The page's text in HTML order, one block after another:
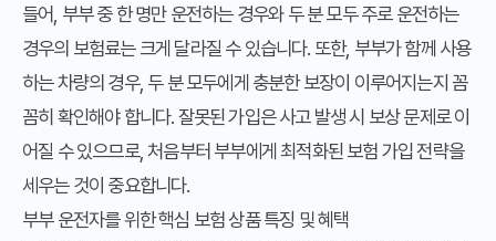
들어, 부부 중 한 명만 운전하는 경우와 두 분 모두 주로 운전하는
경우의 보험료는 크게 달라질 수 있습니다. 또한, 부부가 함께 사용
하는 차량의 경우, 두 분 모두에게 충분한 보장이 이루어지는지 꼼
꼼히 확인해야 합니다. 잘못된 가입은 사고 발생 시 보상 문제로 이
어질 수 있으므로, 처음부터 부부에게 최적화된 보험 가입 전략을
세우는 것이 중요합니다.
부부 운전자를 위한 핵심 보험 상품 특징 및 혜택